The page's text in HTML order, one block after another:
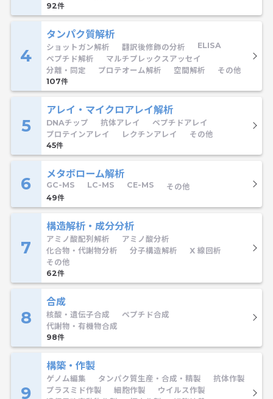
92
4
タンパク質解析
ショットガン解析 翻訳後修飾の分析
ELISA
ペプチド解析
マルチプレックスアッセイ
分離・同定
プロテオーム解析 空間解析
その他
107
5
アレイ・マイクロアレイ解析
DNAチップ 抗体アレイ
ペプチドアレイ
プロテインアレイ
レクチンアレイ
その他
45
6
メタボローム解析
GC-MS LC-MS CE-MS
その他
49
7
構造解析・成分分析
アミノ酸配列解析
アミノ酸分析
化合物・代謝物分析
分子構造解析
X 線回析
その他
62
8
合成
核酸・遺伝子合成
ペプチド合成
代謝物・有機物合成
98
9
構築・作製
ゲノム編集 タンパク質生産・合成・精製
抗体作製
プラスミド作製
細胞作製
ウイルス作製